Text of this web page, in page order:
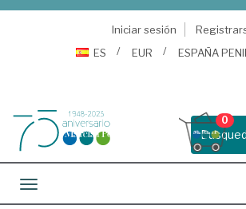
Iniciar sesión
ES
EUR ESPAÑA
0
Toggle navigation